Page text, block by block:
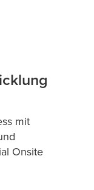
mit
Onsite